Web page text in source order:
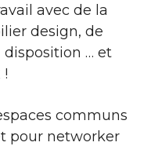
avec de la
design, de
… et
communs
pour networker